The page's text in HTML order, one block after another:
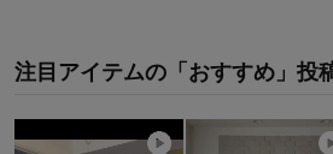
注目アイテムの「おすすめ」投